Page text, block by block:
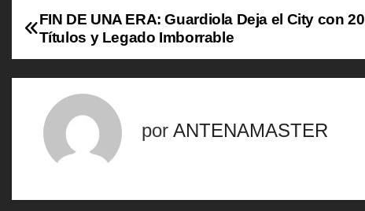
N
a
FIN DE UNA ERA: Guardiola Deja el City con 20
Títulos y Legado Imborrable
por ANTENAMASTER